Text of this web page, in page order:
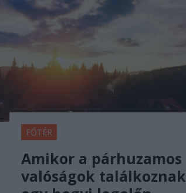
FŐTÉR
Amikor a párhuzamos
valóságok találkoznak